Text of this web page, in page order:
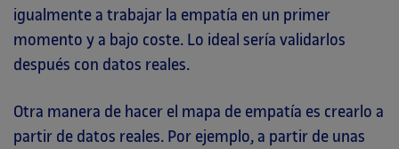
igualmente a trabajar la empatía en un primer
momento y a bajo coste. Lo ideal sería validarlos
después con datos reales.
Otra manera de hacer el mapa de empatía es crearlo a
partir de datos reales. Por ejemplo, a partir de unas